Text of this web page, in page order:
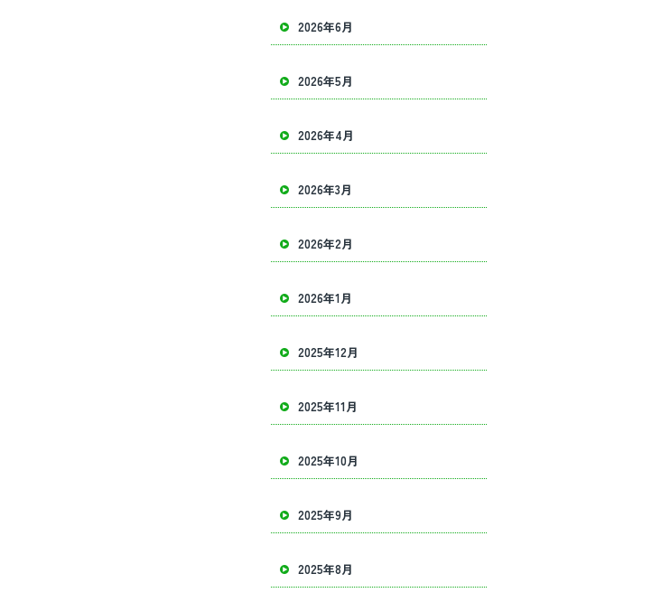
2026年6月
2026年5月
2026年4月
2026年3月
2026年2月
2026年1月
2025年12月
2025年11月
2025年10月
2025年9月
2025年8月